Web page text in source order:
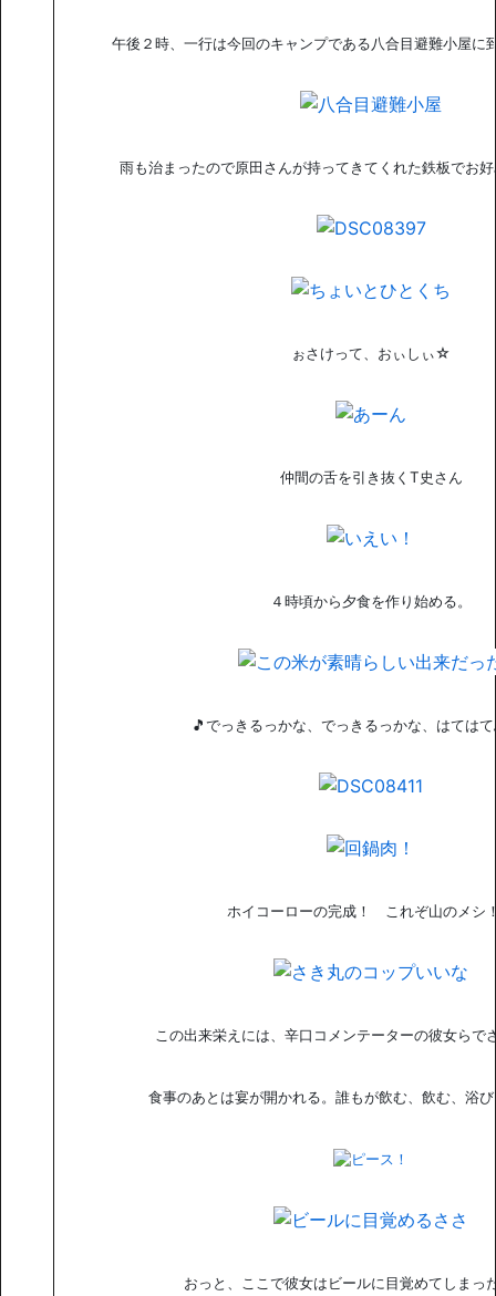
午後２時、一行は今回のキャンプである八合目避難小屋に
雨も治まったので原田さんが持ってきてくれた鉄板でお
ぉさけって、おぃしぃ☆
仲間の舌を引き抜くT史さん
４時頃から夕食を作り始める。
🎵でっきるっかな、でっきるっかな、はては
ホイコーローの完成！ これぞ山のメシ
この出来栄えには、辛口コメンテーターの彼女らで
食事のあとは宴が開かれる。誰もが飲む、飲む、浴
おっと、ここで彼女はビールに目覚めてしまっ